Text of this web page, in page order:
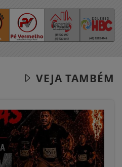
VEJA TAMBÉM